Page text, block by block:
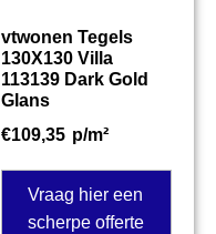
vtwonen Tegels
130X130 Villa
113139 Dark Gold
Glans
€109,35 p/m²
Vraag hier een
scherpe offerte